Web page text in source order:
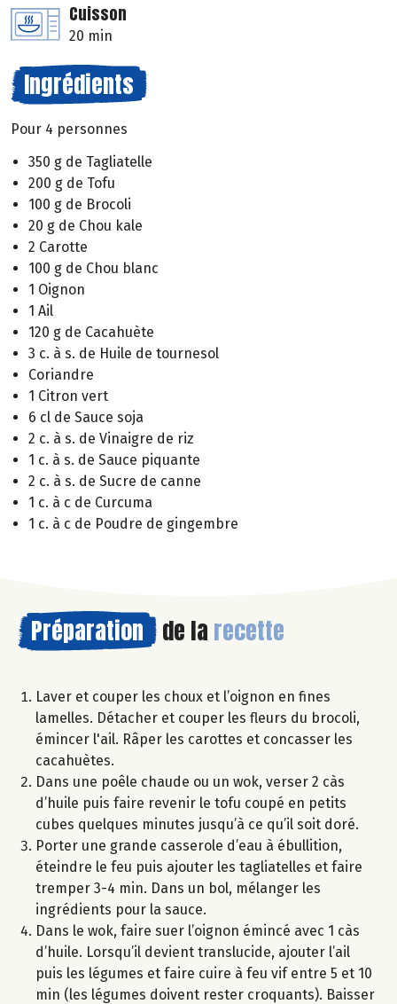
Cuisson
20 min
Ingrédients
Pour 4 personnes
350 g de Tagliatelle
200 g de Tofu
100 g de Brocoli
20 g de Chou kale
2 Carotte
100 g de Chou blanc
1 Oignon
1 Ail
120 g de Cacahuète
3 c. à s. de Huile de tournesol
Coriandre
1 Citron vert
6 cl de Sauce soja
2 c. à s. de Vinaigre de riz
1 c. à s. de Sauce piquante
2 c. à s. de Sucre de canne
1 c. à c de Curcuma
1 c. à c de Poudre de gingembre
Préparation de la recette
Laver et couper les choux et l’oignon en fines
lamelles. Détacher et couper les fleurs du brocoli,
émincer l'ail. Râper les carottes et concasser les
cacahuètes.
Dans une poêle chaude ou un wok, verser 2 càs
d’huile puis faire revenir le tofu coupé en petits
cubes quelques minutes jusqu’à ce qu’il soit doré.
Porter une grande casserole d’eau à ébullition,
éteindre le feu puis ajouter les tagliatelles et faire
tremper 3-4 min. Dans un bol, mélanger les
ingrédients pour la sauce.
Dans le wok, faire suer l’oignon émincé avec 1 càs
d’huile. Lorsqu’il devient translucide, ajouter l’ail
puis les légumes et faire cuire à feu vif entre 5 et 10
min (les légumes doivent rester croquants). Baisser